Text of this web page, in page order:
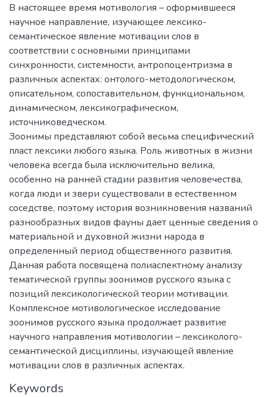
В настоящее время мотивология – оформившееся
научное направление, изучающее лексико-
семантическое явление мотивации слов в
соответствии с основными принципами
синхронности, системности, антропоцентризма в
различных аспектах: онтолого-методологическом,
описательном, сопоставительном, функциональном,
динамическом, лексикографическом,
источниковедческом.
Зоонимы представляют собой весьма специфический
пласт лексики любого языка. Роль животных в жизни
человека всегда была исключительно велика,
особенно на ранней стадии развития человечества,
когда люди и звери существовали в естественном
соседстве, поэтому история возникновения названий
разнообразных видов фауны дает ценные сведения о
материальной и духовной жизни народа в
определенный период общественного развития.
Данная работа посвящена полиаспектному анализу
тематической группы зоонимов русского языка с
позиций лексикологической теории мотивации.
Комплексное мотивологическое исследование
зоонимов русского языка продолжает развитие
научного направления мотивологии – лексиколого-
семантической дисциплины, изучающей явление
мотивации слов в различных аспектах.
Keywords